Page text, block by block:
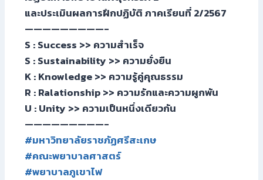
และประเมินผลการฝึกปฏิบัติ ภาคเรียนที่ 2/2567
—————————-
S : Success >> ความสำเร็จ
S : Sustainability >> ความยั่งยืน
K : Knowledge >> ความรู้คู่คุณธรรม
R : Ralationship >> ความรักและความผูกพัน
U : Unity >> ความเป็นหนึ่งเดียวกัน
—————————-
#มหาวิทยาลัยราชภัฏศรีสะเกษ
#คณะพยาบาลศาสตร์
#พยาบาลภูเขาไฟ